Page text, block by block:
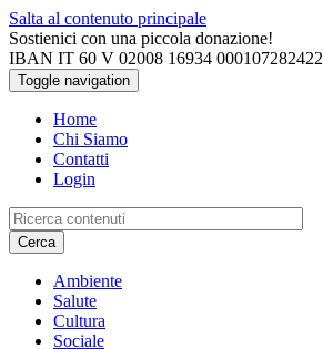
Salta al contenuto principale
Sostienici con una piccola donazione!
IBAN IT 60 V 02008 16934 000107282422
Toggle navigation
Home
Chi Siamo
Contatti
Login
Cerca
Ambiente
Salute
Cultura
Sociale